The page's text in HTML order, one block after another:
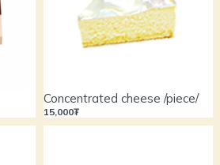
Concentrated cheese /piece/
15,000₮